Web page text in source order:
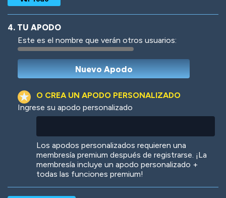
Woof Jungle Cats
4. TU APODO
Este es el nombre que verán otros usuarios:
O CREA UN APODO PERSONALIZADO
Ingrese su apodo personalizado
Los apodos personalizados requieren una
membresía premium después de registrarse. ¡La
membresía incluye un apodo personalizado +
todas las funciones premium!